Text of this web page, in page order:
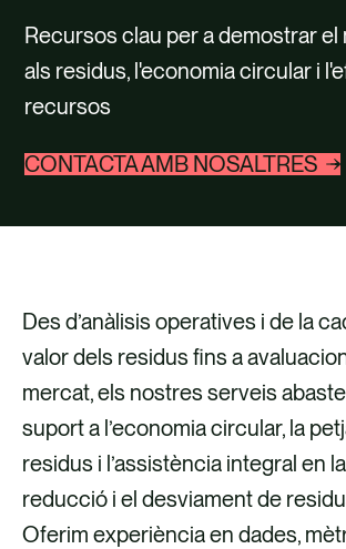
Recursos clau per a demostrar
als residus, l'economia circular i
recursos
CONTACTA AMB NOSALTRES
Des d’anàlisis operatives i de la
valor dels residus fins a
mercat, els nostres serveis
suport a l’economia circular, la
residus i l’assistència integral en la
reducció i el desviament de
Oferim experiència en dades,